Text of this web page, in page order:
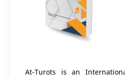
At-Turots is an